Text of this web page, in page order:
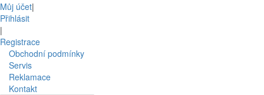
Můj účet|
Přihlásit
|
Registrace
Obchodní podmínky
Servis
Reklamace
Kontakt